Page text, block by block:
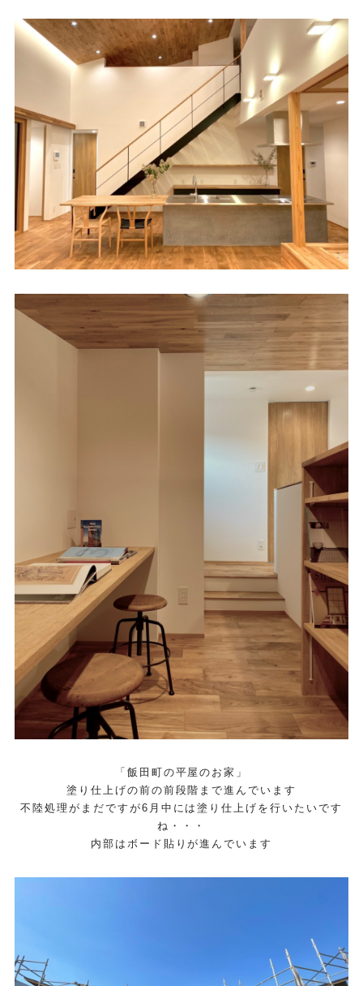
「飯田町の平屋のお家」
塗り仕上げの前の前段階まで進んでいます
不陸処理がまだですが6月中には塗り仕上げを行いたいです
ね・・・
内部はボード貼りが進んでいます